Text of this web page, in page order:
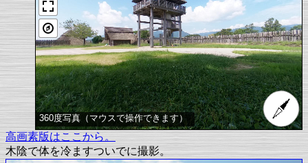
360度写真（マウスで操作できます）
高画素版はここから。
木陰で体を冷ますついでに撮影。